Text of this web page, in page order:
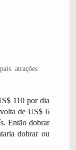
atrações
110 por dia
de US$ 6
Então dobrar
dobrar ou